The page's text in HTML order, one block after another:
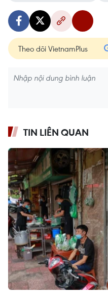
Theo dõi VietnamPlus
TIN LIÊN QUAN